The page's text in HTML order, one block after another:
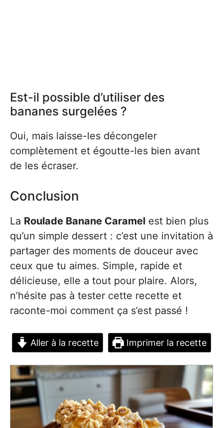
Est-il possible d’utiliser des
bananes surgelées ?
Oui, mais laisse-les décongeler
complètement et égoutte-les bien avant
de les écraser.
Conclusion
La Roulade Banane Caramel est bien plus
qu’un simple dessert : c’est une invitation à
partager des moments de douceur avec
ceux que tu aimes. Simple, rapide et
délicieuse, elle a tout pour plaire. Alors,
n’hésite pas à tester cette recette et
raconte-moi comment ça s’est passé !
Aller à la recette Imprimer la recette